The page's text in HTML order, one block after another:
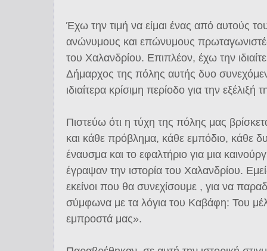
Έχω την τιμή να είμαι ένας από αυτούς
ανώνυμους και επώνυμους
του Χαλανδρίου. Επιπλέον, έχω την
Δήμαρχος της πόλης αυτής δυο
ιδιαίτερα κρίσιμη περίοδο για την εξέλιξή
Πιστεύω ότι η τύχη της πόλης μας
και κάθε πρόβλημα, κάθε εμπόδιο, κάθε
έναυσμα και το εφαλτήριο για μια
έγραψαν την ιστορία του Χαλανδρίου.
εκείνοι που θα συνεχίσουμε , για να
σύμφωνα με τα λόγια του Καβάφη: Του
εμπροστά μας».